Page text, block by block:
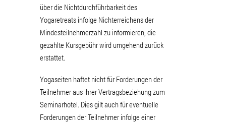
über die Nichtdurchführbarkeit des
Yogaretreats infolge Nichterreichens der
Mindesteilnehmerzahl zu informieren, die
gezahlte Kursgebühr wird umgehend zurück
erstattet.
Yogaseiten haftet nicht für Forderungen der
Teilnehmer aus ihrer Vertragsbeziehung zum
Seminarhotel. Dies gilt auch für eventuelle
Forderungen der Teilnehmer infolge einer